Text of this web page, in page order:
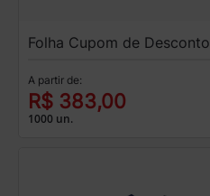
Folha Cupom de Desconto
A partir de:
R$ 383,00
1000 un.